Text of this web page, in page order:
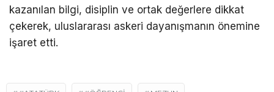
kazanılan bilgi, disiplin ve ortak değerlere dikkat
çekerek, uluslararası askeri dayanışmanın önemine
işaret etti.